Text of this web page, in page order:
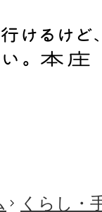
くらし・